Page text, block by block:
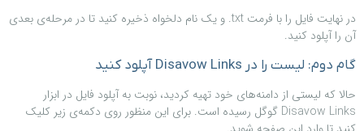
در نهایت فایل را با فرمت txt. و یک نام دلخواه ذخیره کنید تا در مرحله‌ی بعدی
آن را آپلود کنید.
گام دوم: لیست را در Disavow Links آپلود کنید
حالا که لیستی از دامنه‌های خود تهیه کردید، نوبت به آپلود فایل در ابزار
Disavow Links گوگل رسیده است. برای این منظور روی دکمه‌ی زیر کلیک